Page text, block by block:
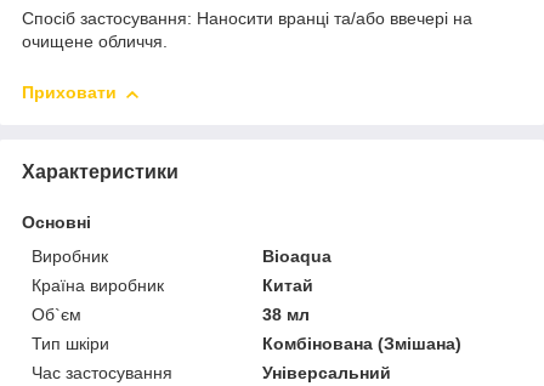
Спосіб застосування: Наносити вранці та/або ввечері на
очищене обличчя.
Приховати
Характеристики
Основні
Виробник
Bioaqua
Країна виробник
Китай
Об`єм
38 мл
Тип шкіри
Комбінована (Змішана)
Час застосування
Універсальний